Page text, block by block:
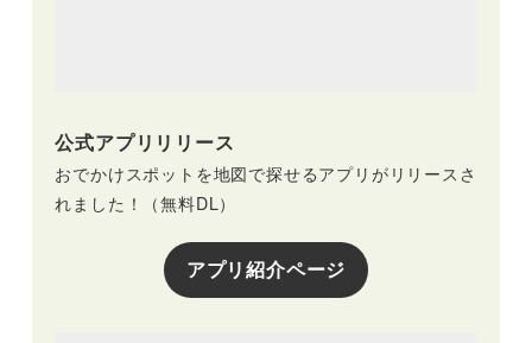
公式アプリリリース
おでかけスポットを地図で探せるアプリがリリースさ
れました！（無料DL）
アプリ紹介ページ